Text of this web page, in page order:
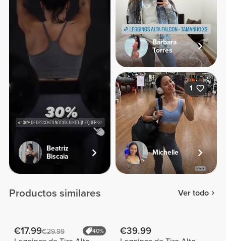
Beatriz
Biscaia
Bárbara
Torres
1
Michelle
Productos similares Ver todo
€17.99€29.99 40% €39.99